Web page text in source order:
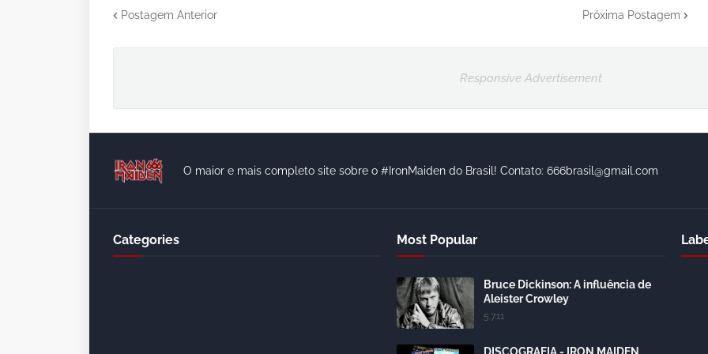
Postagem Anterior Próxima Postagem
Responsive Advertisement
O maior e mais completo site sobre o #IronMaiden do Brasil! Contato: 666brasil@gmail.com
Categories Most Popular
Bruce Dickinson: A influência de
Aleister Crowley
5.7.11